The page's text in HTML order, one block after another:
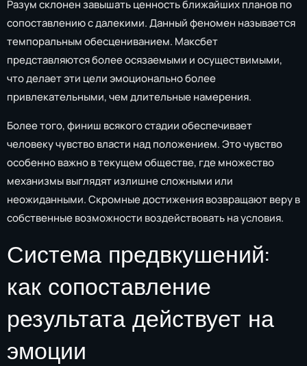
Разум склонен завышать ценность ближайших планов по
сопоставлению с далекими. Данный феномен называется
темпоральным обесцениванием. Максбет
представляются более осязаемыми и осуществимыми,
что делает эти цели эмоционально более
привлекательными, чем длительные намерения.
Более того, финиш всякого стадии обеспечивает
человеку чувство власти над положением. Это чувство
особенно важно в текущем обществе, где множество
механизмы выглядят излишне сложными или
неожиданными. Скромные достижения возвращают веру в
собственные возможности воздействовать на условия.
Система предвкушений:
как сопоставление
результата действует на
эмоции